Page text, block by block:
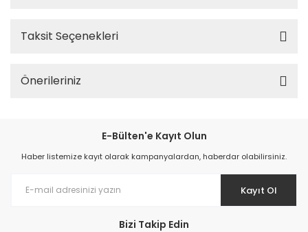
Taksit Seçenekleri
Önerileriniz
E-Bülten'e Kayıt Olun
Haber listemize kayıt olarak kampanyalardan, haberdar olabilirsiniz.
Kayıt Ol
Bizi Takip Edin